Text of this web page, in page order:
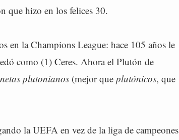
que hizo en los felices 30.
en la Champions League: hace 105 años le
como (1) Ceres. Ahora el Plutón de
plutonianos (mejor que plutónicos, que
la UEFA en vez de la liga de campeones